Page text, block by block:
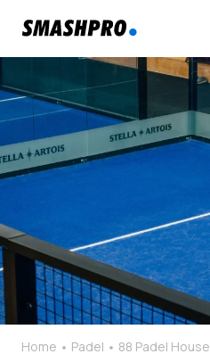
Home Padel 88 Padel House